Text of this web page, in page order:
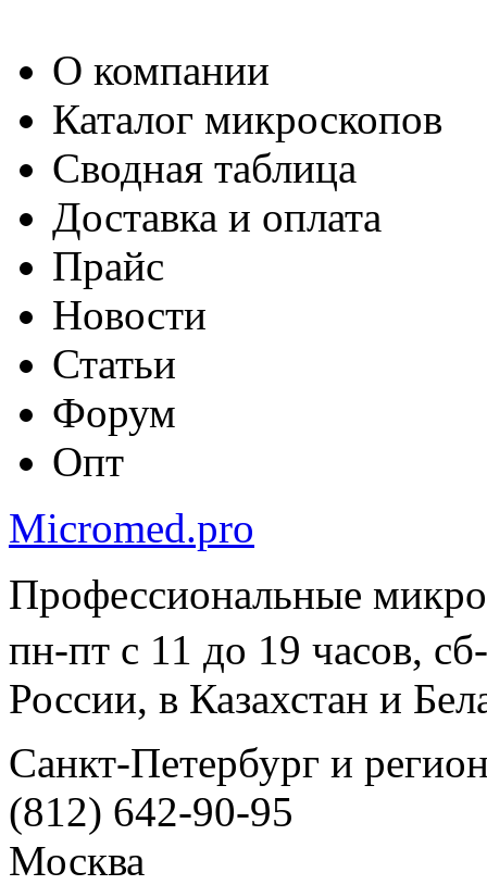
О компании
Каталог микроскопов
Сводная таблица
Доставка и оплата
Прайс
Новости
Статьи
Форум
Опт
Micromed.pro
Профессиональные
пн-пт с 11 до 19 часов,
России, в Казахстан и
Санкт-Петербург и
(812) 642-90-95
Москва